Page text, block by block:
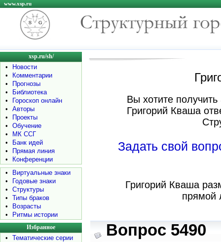
www.xsp.ru
xsp.ru/sh/
•
Новости
•
Комментарии
•
Прогнозы
•
Библиотека
•
Гороскоп онлайн
•
Авторы
•
Проекты
•
Обучение
•
МК ССГ
•
Банк идей
•
Прямая линия
•
Конференции
•
Виртуальные знаки
•
Годовые знаки
•
Структуры
•
Типы браков
•
Возрасты
•
Ритмы истории
Избранное
•
Тематические серии
Вы хотите
Григорий Кваша
Задать свой
Григорий Кваша
прямой
Вопрос 5490